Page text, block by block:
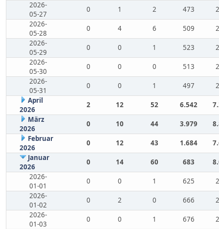
2026-
05-27
0 1 2 473
2026-
05-28
0 4 6 509
2026-
05-29
0 0 1 523
2026-
05-30
0 0 0 513
2026-
05-31
0 0 1 497
April
2026
2 12 52 6.542
März
2026
0 10 44 3.979
Februar
2026
0 12 43 1.684
Januar
2026
0 14 60 683
2026-
01-01
0 0 1 625
2026-
01-02
0 2 0 666
2026-
01-03
0 0 1 676